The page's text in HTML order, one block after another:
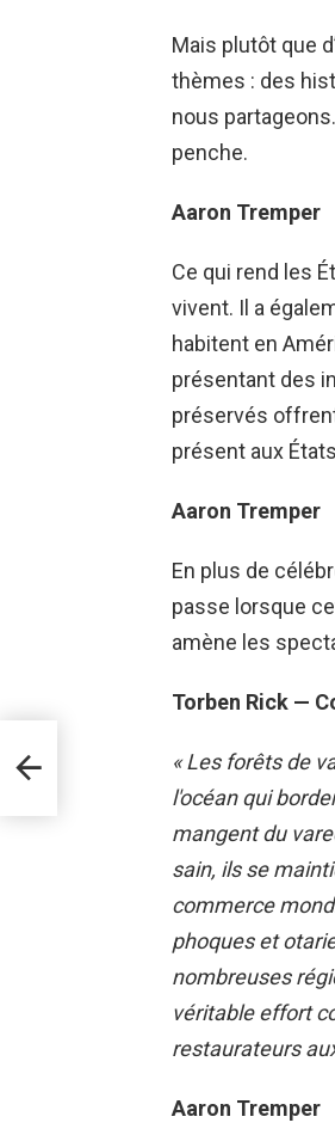
Mais plutôt que
thèmes : des
nous
penche.
Aaron Tremper
Ce qui rend les
vivent. Il a
habitent en
présentant des
préservés
présent aux
Aaron Tremper
En plus de
passe lorsque
amène les
Torben Rick —
« Les forêts de
l'océan qui
mangent du
sain, ils se
commerce
phoques et
nombreuses
véritable effort
restaurateurs
Aaron Tremper